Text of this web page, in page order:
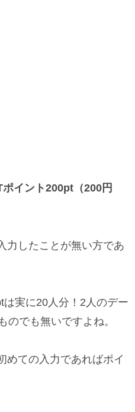
イント200pt（200円
力したことが無い方であ
実に20人分！2人のデー
のでも無いですよね。
めての入力であればポイ